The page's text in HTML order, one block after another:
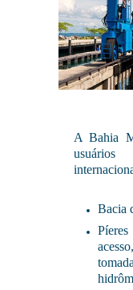
A Bahia
usuários
Bacia